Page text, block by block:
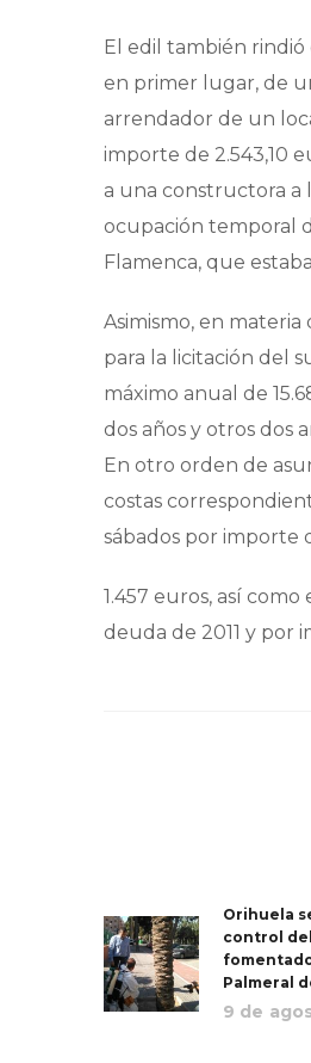
El edil también
en primer lugar, de
arrendador de un
importe de 2.543,10
a una constructora a
ocupación temporal
Flamenca, que
Asimismo, en
para la licitación del
máximo anual de
dos años y otros dos
En otro orden de
costas
sábados por importe
1.457 euros, así
deuda de 2011 y por
Orihuela
control
Palmeral
9 de